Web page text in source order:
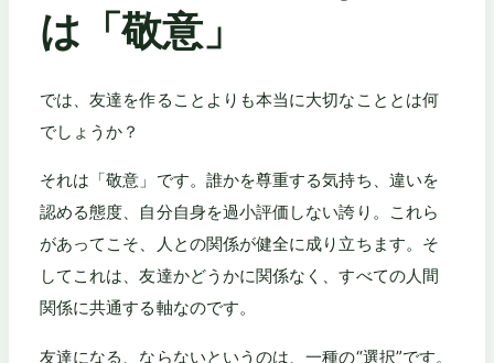
は「敬意」
では、友達を作ることよりも本当に大切なこととは何
でしょうか？
それは「敬意」です。誰かを尊重する気持ち、違いを
認める態度、自分自身を過小評価しない誇り。これら
があってこそ、人との関係が健全に成り立ちます。そ
してこれは、友達かどうかに関係なく、すべての人間
関係に共通する軸なのです。
友達になる、ならないというのは、一種の“選択”です。